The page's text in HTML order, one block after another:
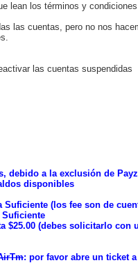
lean los términos y
las cuentas, pero no nos
las cuentas suspendidas
debido a la exclusión de
disponibles
Suficiente (los fee son de
Suficiente
$25.00 (debes solicitarlo con
: por favor abre un ticket